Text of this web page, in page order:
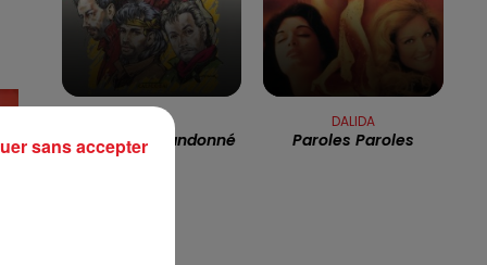
7h00 - 10h00
DEBOUT C'EST L'HEURE
Capitaine Abandonné
DALIDA
Paroles Paroles
sans accepter